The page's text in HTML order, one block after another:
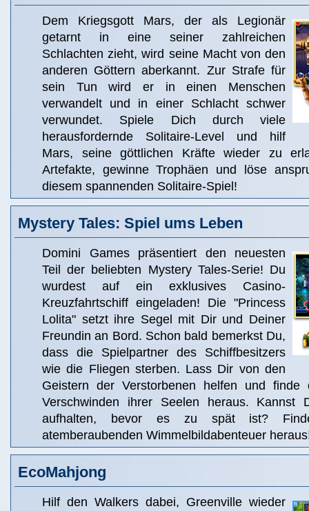
Dem Kriegsgott Mars, der als Legionär
getarnt in eine seiner zahlreichen
Schlachten zieht, wird seine Macht von den
anderen Göttern aberkannt. Zur Strafe für
sein Tun wird er in einen Menschen
verwandelt und in einer Schlacht schwer
verwundet. Spiele Dich durch viele
herausfordernde Solitaire-Level und hilf
Mars, seine göttlichen Kräfte wieder zu
Artefakte, gewinne Trophäen und löse
diesem spannenden Solitaire-Spiel!
Mystery Tales: Spiel ums Leben
Domini Games präsentiert den neuesten
Teil der beliebten Mystery Tales-Serie! Du
wurdest auf ein exklusives Casino-
Kreuzfahrtschiff eingeladen! Die "Princess
Lolita" setzt ihre Segel mit Dir und Deiner
Freundin an Bord. Schon bald bemerkst Du,
dass die Spielpartner des Schiffbesitzers
wie die Fliegen sterben. Lass Dir von den
Geistern der Verstorbenen helfen und
Verschwinden ihrer Seelen heraus. Kannst
aufhalten, bevor es zu spät ist?
atemberaubenden Wimmelbildabenteuer
EcoMahjong
Hilf den Walkers dabei, Greenville wieder